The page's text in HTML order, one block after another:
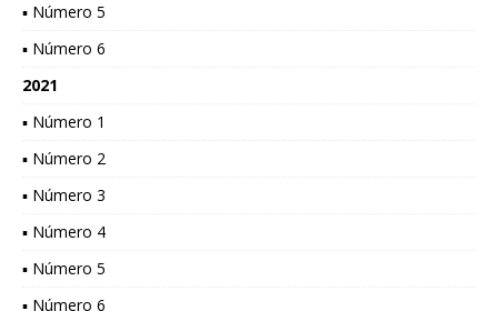
▪ Número 5
▪ Número 6
2021
▪ Número 1
▪ Número 2
▪ Número 3
▪ Número 4
▪ Número 5
▪ Número 6